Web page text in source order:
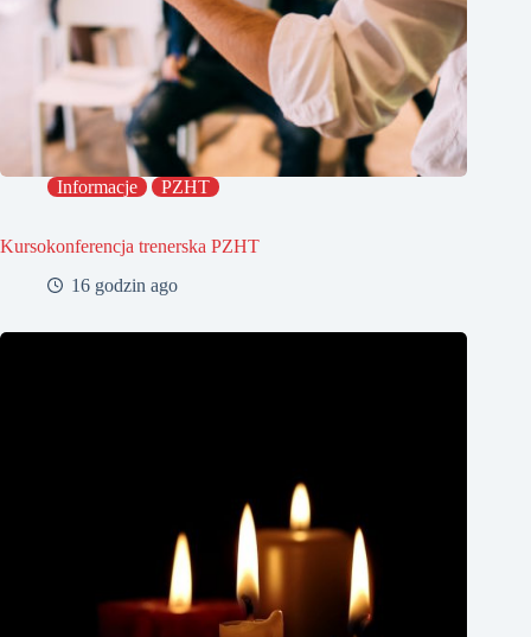
Informacje PZHT
Kursokonferencja trenerska PZHT
16 godzin ago